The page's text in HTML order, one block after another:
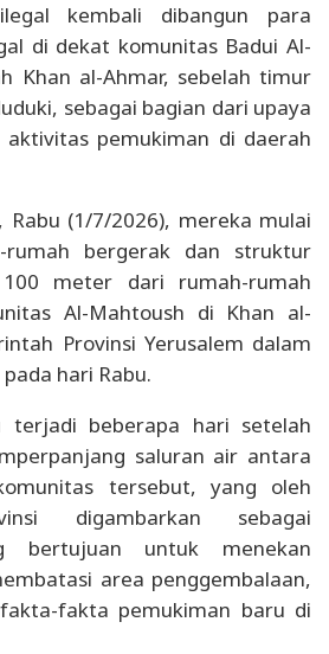
kembali dibangun para
di dekat komunitas Badui Al-
Khan al-Ahmar, sebelah timur
sebagai bagian dari upaya
pemukiman di daerah
Rabu (1/7/2026), mereka mulai
rumah bergerak dan struktur
meter dari rumah-rumah
Al-Mahtoush di Khan al-
Provinsi Yerusalem dalam
hari Rabu.
terjadi beberapa hari setelah
saluran air antara
tersebut, yang oleh
digambarkan sebagai
bertujuan untuk menekan
area penggembalaan,
fakta pemukiman baru di